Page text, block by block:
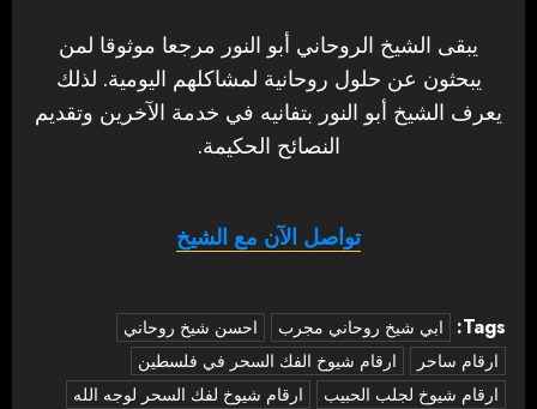
يبقى الشيخ الروحاني أبو النور مرجعا موثوقا لمن
يبحثون عن حلول روحانية لمشاكلهم اليومية. لذلك
يعرف الشيخ أبو النور بتفانيه في خدمة الآخرين وتقديم
النصائح الحكيمة.
تواصل الآن مع الشيخ
Tags: ‏ابي شيخ روحاني مجرب
احسن شيخ روحاني
ارقام ساحر
ارقام شيوخ الفك السحر في فلسطين
ارقام شيوخ لجلب الحبيب
ارقام شيوخ لفك السحر لوجه الله